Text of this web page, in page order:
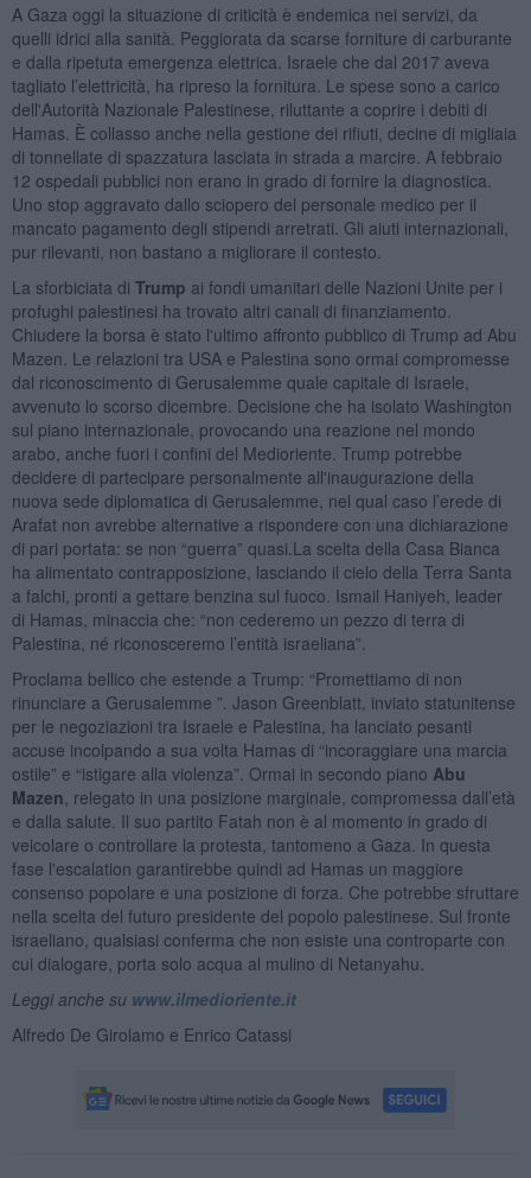
A Gaza oggi la situazione di criticità è endemica nei servizi, da
quelli idrici alla sanità. Peggiorata da scarse forniture di carburante
e dalla ripetuta emergenza elettrica. Israele che dal 2017 aveva
tagliato l’elettricità, ha ripreso la fornitura. Le spese sono a carico
dell'Autorità Nazionale Palestinese, riluttante a coprire i debiti di
Hamas. È collasso anche nella gestione dei rifiuti, decine di migliaia
di tonnellate di spazzatura lasciata in strada a marcire. A febbraio
12 ospedali pubblici non erano in grado di fornire la diagnostica.
Uno stop aggravato dallo sciopero del personale medico per il
mancato pagamento degli stipendi arretrati. Gli aiuti internazionali,
pur rilevanti, non bastano a migliorare il contesto.
La sforbiciata di Trump ai fondi umanitari delle Nazioni Unite per i
profughi palestinesi ha trovato altri canali di finanziamento.
Chiudere la borsa è stato l'ultimo affronto pubblico di Trump ad Abu
Mazen. Le relazioni tra USA e Palestina sono ormai compromesse
dal riconoscimento di Gerusalemme quale capitale di Israele,
avvenuto lo scorso dicembre. Decisione che ha isolato Washington
sul piano internazionale, provocando una reazione nel mondo
arabo, anche fuori i confini del Medioriente. Trump potrebbe
decidere di partecipare personalmente all'inaugurazione della
nuova sede diplomatica di Gerusalemme, nel qual caso l’erede di
Arafat non avrebbe alternative a rispondere con una dichiarazione
di pari portata: se non “guerra” quasi.La scelta della Casa Bianca
ha alimentato contrapposizione, lasciando il cielo della Terra Santa
a falchi, pronti a gettare benzina sul fuoco. Ismail Haniyeh, leader
di Hamas, minaccia che: “non cederemo un pezzo di terra di
Palestina, né riconosceremo l’entità israeliana”.
Proclama bellico che estende a Trump: “Promettiamo di non
rinunciare a Gerusalemme ”. Jason Greenblatt, inviato statunitense
per le negoziazioni tra Israele e Palestina, ha lanciato pesanti
accuse incolpando a sua volta Hamas di “incoraggiare una marcia
ostile” e “istigare alla violenza”. Ormai in secondo piano Abu
Mazen , relegato in una posizione marginale, compromessa dall’età
e dalla salute. Il suo partito Fatah non è al momento in grado di
veicolare o controllare la protesta, tantomeno a Gaza. In questa
fase l'escalation garantirebbe quindi ad Hamas un maggiore
consenso popolare e una posizione di forza. Che potrebbe sfruttare
nella scelta del futuro presidente del popolo palestinese. Sul fronte
israeliano, qualsiasi conferma che non esiste una controparte con
cui dialogare, porta solo acqua al mulino di Netanyahu.
Leggi anche su www.ilmedioriente.it
Alfredo De Girolamo e Enrico Catassi